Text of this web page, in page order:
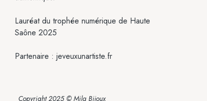
Lauréat du trophée numérique de Haute
Saône 2025
Partenaire : jeveuxunartiste.fr
Copyright 2025 © Mila Bijoux